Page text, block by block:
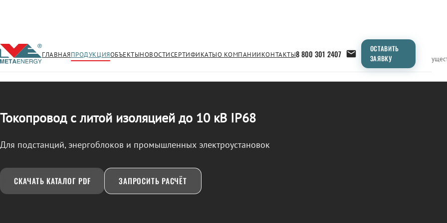
ГЛАВНАЯПРОДУКЦИЯОБЪЕКТЫНОВОСТИСЕРТИФИКАТЫО КОМПАНИИКОНТАКТЫ8 800 301 2407
ОСТАВИТЬ
ЗАЯВКУ
← Продукция/ТОКОПРОВОД Применение Продукция ТипоразмерыСравнение
Токопровод с литой изоляцией до 10 кВ IP68
Для подстанций, энергоблоков и промышленных электроустановок
СКАЧАТЬ КАТАЛОГ PDF ЗАПРОСИТЬ РАСЧЁТ